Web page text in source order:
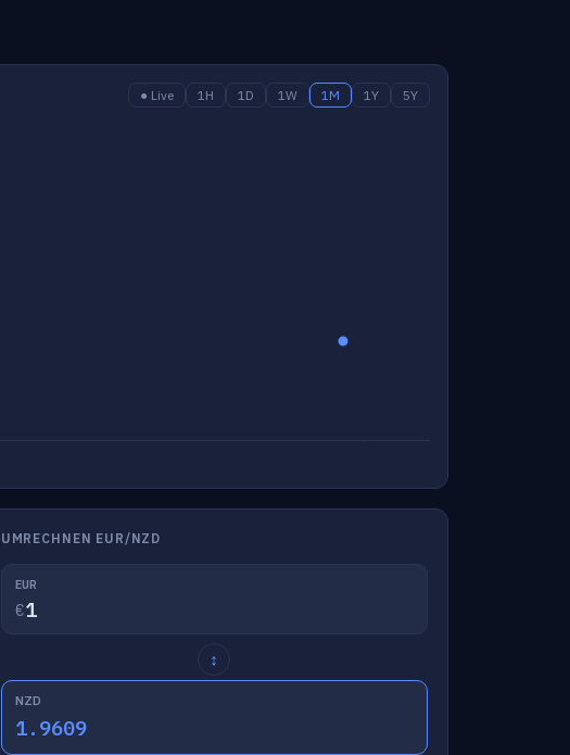
● Live 1H 1D 1W 1M 1Y 5Y
UMRECHNEN EUR/NZD
EUR
€
↕
NZD
1.9609